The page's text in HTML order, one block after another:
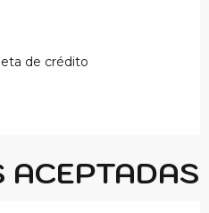
de crédito
ACEPTADAS